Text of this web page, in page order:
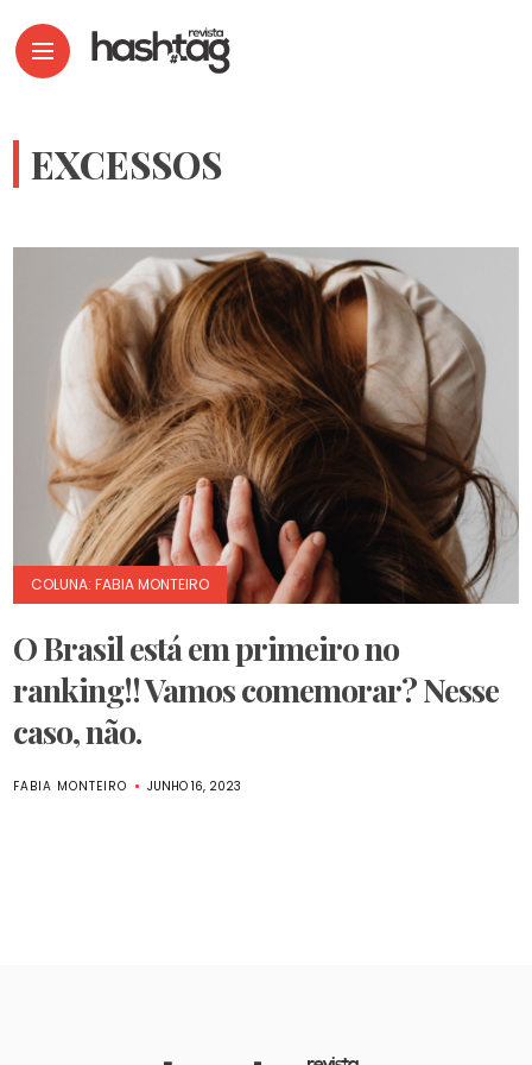
EXCESSOS
COLUNA: FABIA MONTEIRO
O Brasil está em primeiro no
ranking!! Vamos comemorar? Nesse
caso, não.
FABIA MONTEIRO JUNHO 16, 2023